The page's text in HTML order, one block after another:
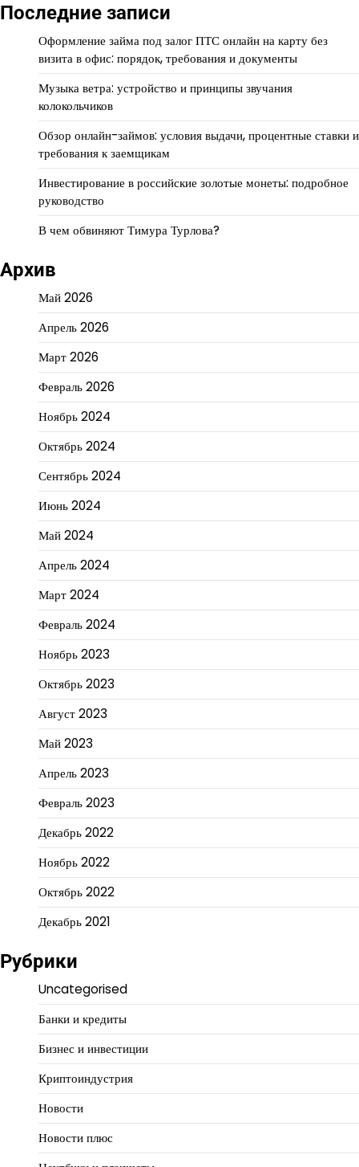
Последние записи
Оформление займа под залог ПТС онлайн на карту без
визита в офис: порядок, требования и документы
Музыка ветра: устройство и принципы звучания
колокольчиков
Обзор онлайн-займов: условия выдачи, процентные ставки и
требования к заемщикам
Инвестирование в российские золотые монеты: подробное
руководство
В чем обвиняют Тимура Турлова?
Архив
Май 2026
Апрель 2026
Март 2026
Февраль 2026
Ноябрь 2024
Октябрь 2024
Сентябрь 2024
Июнь 2024
Май 2024
Апрель 2024
Март 2024
Февраль 2024
Ноябрь 2023
Октябрь 2023
Август 2023
Май 2023
Апрель 2023
Февраль 2023
Декабрь 2022
Ноябрь 2022
Октябрь 2022
Декабрь 2021
Рубрики
Uncategorised
Банки и кредиты
Бизнес и инвестиции
Криптоиндустрия
Новости
Новости плюс